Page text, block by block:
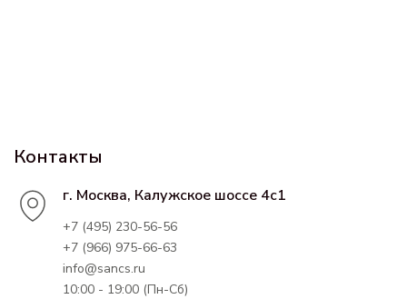
Контакты
г. Москва, Калужское шоссе 4с1
+7 (495) 230-56-56
+7 (966) 975-66-63
info@sancs.ru
10:00 - 19:00 (Пн-Сб)